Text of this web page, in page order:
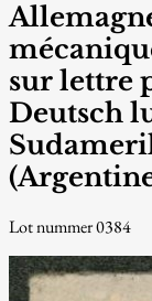
sur lettre
Deutsch
Lot nummer 0384